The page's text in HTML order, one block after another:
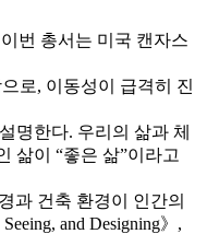
번 총서는 미국 캔자스
로, 이동성이 급격히 진
명한다. 우리의 삶과 체
삶이 “좋은 삶”이라고
과 건축 환경이 인간의
and Designing》,